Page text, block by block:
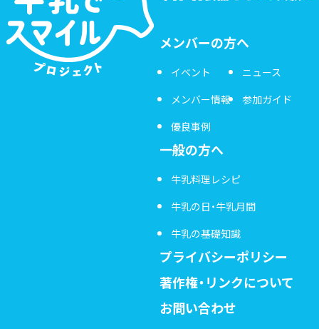
メンバーの方へ
イベント
メンバー情報
優良事例
ニュース
参加ガイド
一般の方へ
牛乳料理レシピ
牛乳の日・牛乳月間
牛乳の基礎知識
プライバシーポリシー
著作権・リンクについて
お問い合わせ